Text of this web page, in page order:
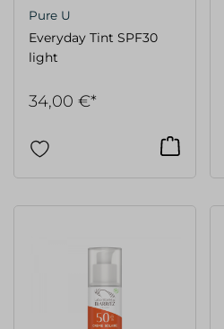
Pure U
Everyday Tint SPF30
light
34,00 €*